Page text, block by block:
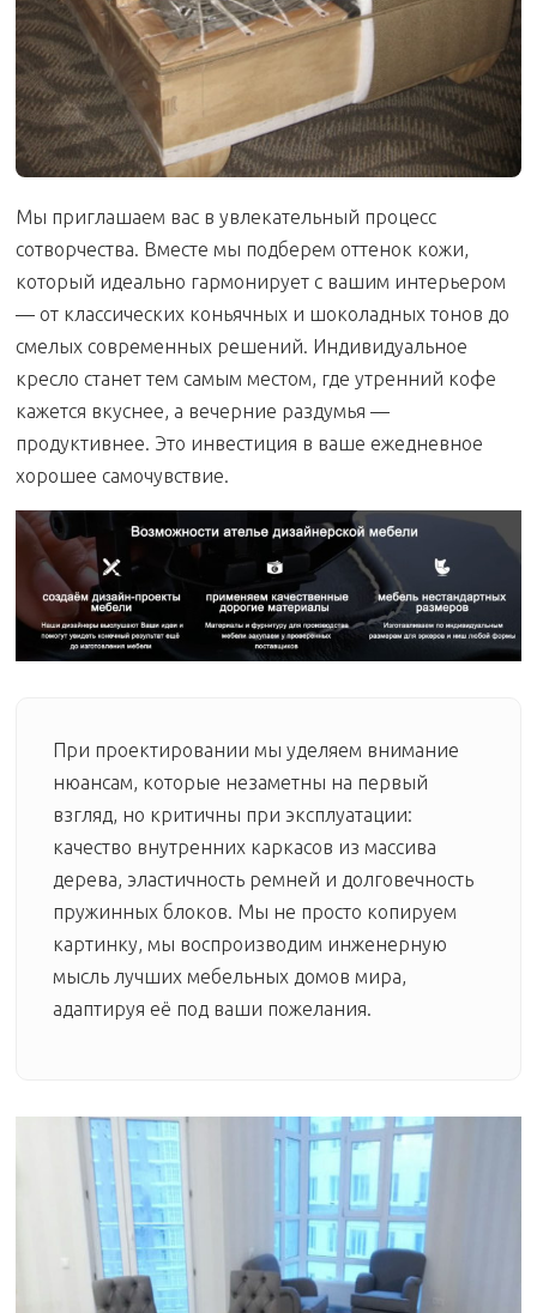
Мы приглашаем вас в увлекательный процесс
сотворчества. Вместе мы подберем оттенок кожи,
который идеально гармонирует с вашим интерьером
— от классических коньячных и шоколадных тонов до
смелых современных решений. Индивидуальное
кресло станет тем самым местом, где утренний кофе
кажется вкуснее, а вечерние раздумья —
продуктивнее. Это инвестиция в ваше ежедневное
хорошее самочувствие.
При проектировании мы уделяем внимание
нюансам, которые незаметны на первый
взгляд, но критичны при эксплуатации:
качество внутренних каркасов из массива
дерева, эластичность ремней и долговечность
пружинных блоков. Мы не просто копируем
картинку, мы воспроизводим инженерную
мысль лучших мебельных домов мира,
адаптируя её под ваши пожелания.